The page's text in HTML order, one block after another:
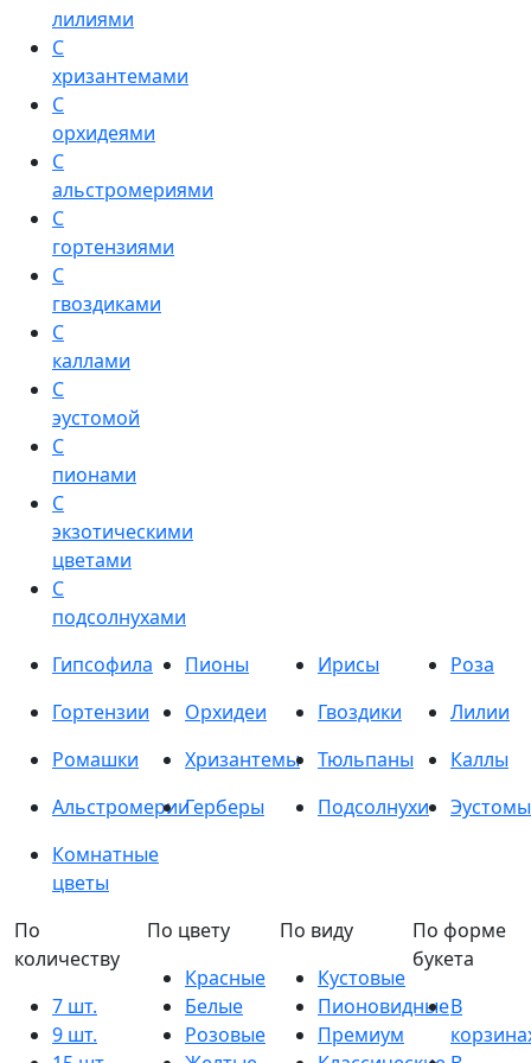
лилиями
С
хризантемами
С
орхидеями
С
альстромериями
С
гортензиями
С
гвоздиками
С
каллами
С
эустомой
С
пионами
С
экзотическими
цветами
С
подсолнухами
Гипсофила
Пионы Ирисы
Роза
Гортензии
Орхидеи Гвоздики
Лилии
Ромашки
Хризантемы Тюльпаны
Каллы
АльстромерииГерберы Подсолнухи
Эустомы
Комнатные
цветы
По
количеству
7 шт.
9 шт.
По цвету
Красные
Белые
Розовые
По виду
Кустовые
Пионовидные
Премиум
По форме
букета
В